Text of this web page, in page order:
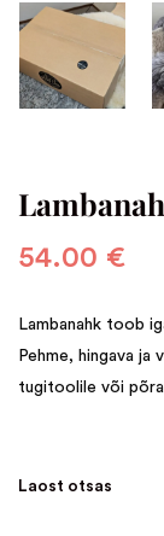
54.00 €
Lambanahk toob
Pehme, hingava ja
tugitoolile või
Laost otsas